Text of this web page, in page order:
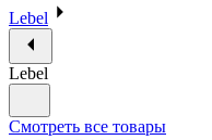
Lebel
Lebel
Смотреть все товары